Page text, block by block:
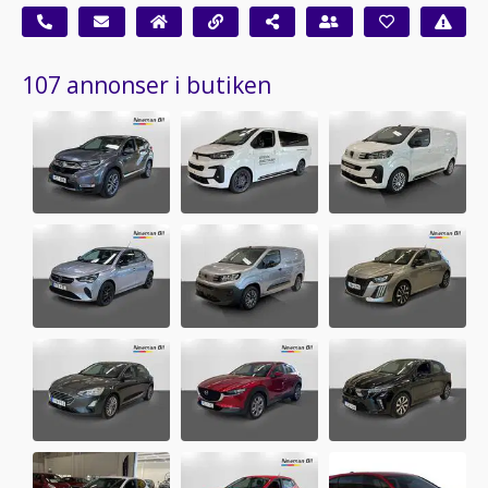
107 annonser i butiken